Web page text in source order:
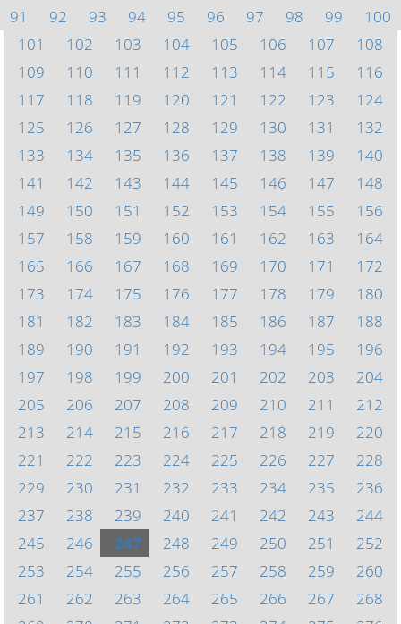
91
92 93 94 95 96 97 98 99
100
101
102 103 104 105 106 107
108
109
110 111 112 113 114 115
116
117
118 119 120 121 122 123
124
125
126 127 128 129 130 131
132
133
134 135 136 137 138 139
140
141
142 143 144 145 146 147
148
149
150 151 152 153 154 155
156
157
158 159 160 161 162 163
164
165
166 167 168 169 170 171
172
173
174 175 176 177 178 179
180
181
182 183 184 185 186 187
188
189
190 191 192 193 194 195
196
197
198 199 200 201 202 203
204
205
206 207 208 209 210 211
212
213
214 215 216 217 218 219
220
221
222 223 224 225 226 227
228
229
230 231 232 233 234 235
236
237
238 239 240 241 242 243
244
245
246 247 248 249 250 251
252
253
254 255 256 257 258 259
260
261
262 263 264 265 266 267
268